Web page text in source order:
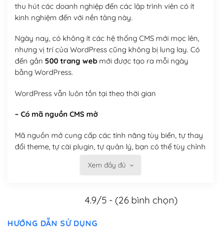
thu hút các doanh nghiệp đến các lập trình viên có ít
kinh nghiệm đến với nền tảng này.
Ngày nay, có không ít các hệ thống CMS mới mọc lên,
nhưng vị trí của WordPress cũng không bị lung lay. Có
đến gần 500 trang webmới được tạo ra mỗi ngày
bằng WordPress.
WordPress vẫn luôn tồn tại theo thời gian
– Có mã nguồn CMS mở
Mã nguồn mở cung cấp các tính năng tùy biến, tự thay
đổi theme, tự cài plugin, tự quản lý, bạn có thể tùy chỉnh
Có thể tùy biến trên website WordPress
Xem đầy đủ
4.9/5 - (26 bình chọn)
HƯỚNG DẪN SỬ DỤNG